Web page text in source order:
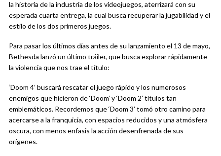
la historia de la industria de los videojuegos, aterrizará con su
esperada cuarta entrega, la cual busca recuperar la jugabilidad y el
estilo de los dos primeros juegos.
Para pasar los últimos días antes de su lanzamiento el 13 de mayo,
Bethesda lanzó un último tráiler, que busca explorar rápidamente
la violencia que nos trae el título:
‘Doom 4’ buscará rescatar el juego rápido y los numerosos
enemigos que hicieron de ‘Doom’ y ‘Doom 2’ títulos tan
emblemáticos. Recordemos que ‘Doom 3’ tomó otro camino para
acercarse a la franquicia, con espacios reducidos y una atmósfera
oscura, con menos enfasis la acción desenfrenada de sus
orígenes.